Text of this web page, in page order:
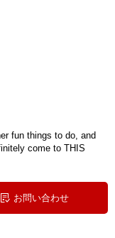
fun things to do, and
come to THIS
お問い合わせ